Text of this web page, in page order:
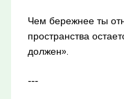
Чем бережнее ты
пространства
должен».
---